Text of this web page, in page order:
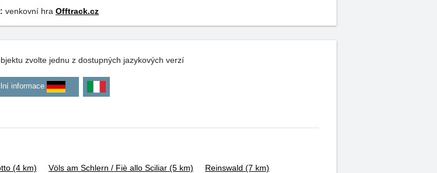
venkovní hra Offtrack.cz
zvolte jednu z dostupných jazykových verzí
informace
(4 km) Völs am Schlern / Fiè allo Sciliar (5 km) Reinswald (7 km)